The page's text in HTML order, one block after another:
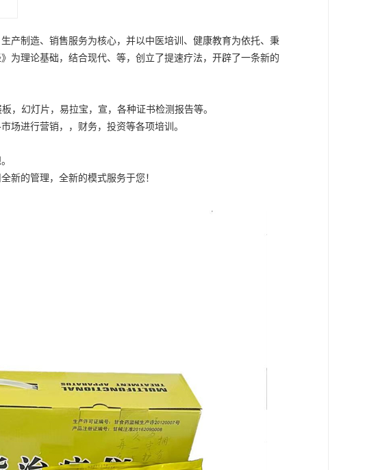
产制造、销售服务为核心，并以中医培训、健康教育为依托、秉
为理论基础，结合现代、等，创立了提速疗法，开辟了一条新的
，幻灯片，易拉宝，宣，各种证书检测报告等。
场进行营销，，财务，投资等各项培训。
新的管理，全新的模式服务于您！